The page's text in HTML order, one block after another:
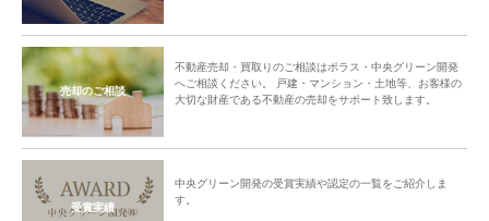
売却のご相談
不動産売却・買取りのご相談はポラス・中央グリーン開発
へご相談ください。 戸建・マンション・土地等、お客様の
大切な財産である不動産の売却をサポート致します。
受賞実績
中央グリーン開発の受賞実績や認定の一覧をご紹介しま
す。